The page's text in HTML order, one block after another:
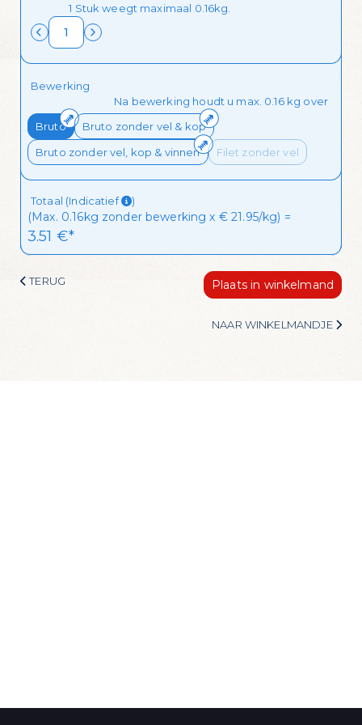
1 Stuk weegt maximaal 0.16kg.
Bewerking
Na bewerking houdt u max. 0.16 kg over
Bruto
Bruto zonder vel & kop
Bruto zonder vel, kop & vinnen
Filet zonder vel
Totaal (Indicatief )
(Max. 0.16kg zonder bewerking x € 21.95/kg) =
3.51 €*
Plaats in winkelmand
TERUG
NAAR WINKELMANDJE
dagelijks een handige lijst met de
aanbiedingen van de dag in je mailbox
Ik wil de mailing ontvangen!